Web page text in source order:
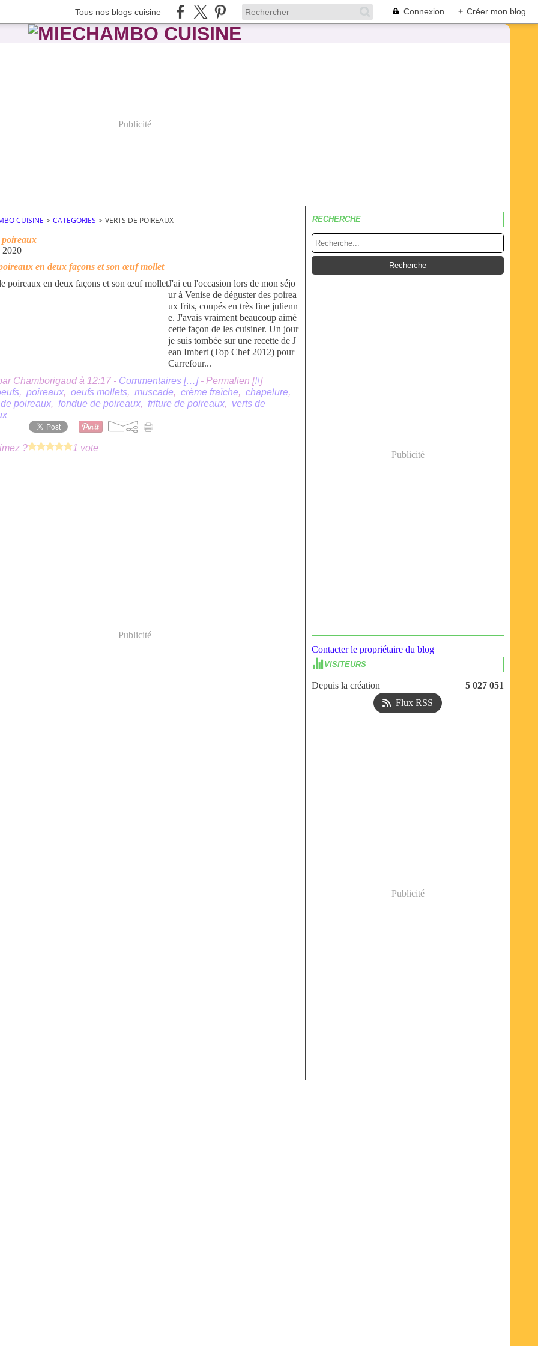
Tous nos blogs cuisine Connexion + Créer mon blog
Publicité
CUISINE > CATEGORIES > VERTS DE POIREAUX
poireaux
2020
en deux façons et son œuf mollet
J'ai eu l'occasion lors de mon séjo
ur à Venise de déguster des poirea
ux frits, coupés en très fine julienn
e. J'avais vraiment beaucoup aimé
cette façon de les cuisiner. Un jour
je suis tombée sur une recette de J
ean Imbert (Top Chef 2012) pour
Carrefour...
Chamborigaud à 12:17 - Commentaires […]- Permalien [#]
, poireaux, oeufs mollets, muscade, crème fraîche, chapelure,
poireaux, fondue de poireaux, friture de poireaux, verts de
? 1 vote
Publicité
RECHERCHE
Publicité
Contacter le propriétaire du blog
VISITEURS
Depuis la création
5 027 051
Flux RSS
Publicité